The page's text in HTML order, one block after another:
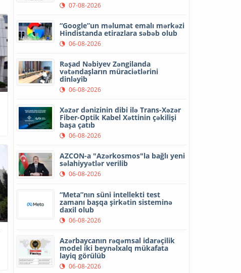
07-08-2026
“Google”un məlumat emalı mərkəzi
Hindistanda etirazlara səbəb olub
06-08-2026
Rəşad Nəbiyev Zəngilanda
vətəndaşların müraciətlərini
dinləyib
06-08-2026
Xəzər dənizinin dibi ilə Trans-Xəzər
Fiber-Optik Kabel Xəttinin çəkilişi
başa çatıb
06-08-2026
AZCON-a "Azərkosmos"la bağlı yeni
səlahiyyətlər verilib
06-08-2026
“Meta”nın süni intellekti test
zamanı başqa şirkətin sisteminə
daxil olub
06-08-2026
Azərbaycanın rəqəmsal idarəçilik
model iki beynəlxalq mükafata
layiq görülüb
06-08-2026